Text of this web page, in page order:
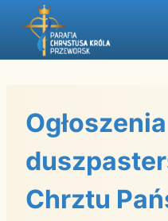
Przejdź
Ogłoszenia
Chrztu